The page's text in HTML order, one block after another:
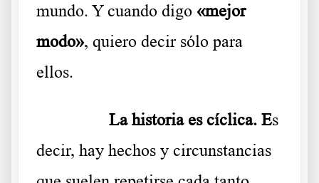
mundo. Y cuando digo «mejor
modo», quiero decir sólo para
ellos.
La historia es cíclica. Es
decir, hay hechos y circunstancias